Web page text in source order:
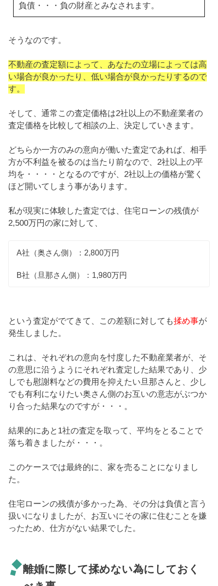
負債・・・負の財産とみなされます。
そうなのです。
不動産の査定額によって、あなたの立場によっては高
い場合が良かったり、低い場合が良かったりするので
す。
そして、通常この査定価格は2社以上の不動産業者の
査定価格を比較して相談の上、決定していきます。
どちらか一方のみの意向が働いた査定であれば、相手
方が不利益を被るのは当たり前なので、2社以上の平
均を・・・・となるのですが、2社以上の価格が驚く
ほど開いてしまう事があります。
私が現実に体験した査定では、住宅ローンの残債が
2,500万円の家に対して、
A社（奥さん側）：2,800万円
B社（旦那さん側）：1,980万円
という査定がでてきて、この差額に対しても揉め事が
発生しました。
これは、それぞれの意向を忖度した不動産業者が、そ
の意思に沿うようにそれぞれ査定した結果であり、少
しでも慰謝料などの費用を抑えたい旦那さんと、少し
でも有利になりたい奥さん側のお互いの意志がぶつか
り合った結果なのですが・・・。
結果的にあと1社の査定を取って、平均をとることで
落ち着きましたが・・・。
このケースでは最終的に、家を売ることになりまし
た。
住宅ローンの残債が多かった為、その分は負債と言う
扱いになりましたが、お互いにその家に住むことを嫌
ったため、仕方がない結果でした。
離婚に際して揉めない為にしておく